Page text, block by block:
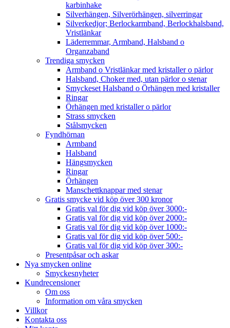
karbinhake
Silverhängen, Silverörhängen, silverringar
Silverkedjor; Berlockarmband, Berlockhalsband,
Vristlänkar
Läderremmar, Armband, Halsband o
Organzaband
Trendiga smycken
Armband o Vristlänkar med kristaller o pärlor
Halsband, Choker med, utan pärlor o stenar
Smyckeset Halsband o Örhängen med kristaller
Ringar
Örhängen med kristaller o pärlor
Strass smycken
Stålsmycken
Fyndhörnan
Armband
Halsband
Hängsmycken
Ringar
Örhängen
Manschettknappar med stenar
Gratis smycke vid köp över 300 kronor
Gratis val för dig vid köp över 3000:-
Gratis val för dig vid köp över 2000:-
Gratis val för dig vid köp över 1000:-
Gratis val för dig vid köp över 500:-
Gratis val för dig vid köp över 300:-
Presentpåsar och askar
Nya smycken online
Smyckesnyheter
Kundrecensioner
Om oss
Information om våra smycken
Villkor
Kontakta oss